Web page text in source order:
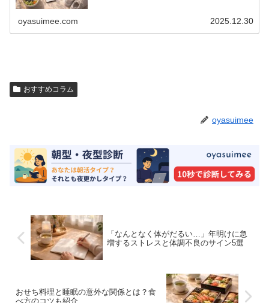
oyasuimee.com 2025.12.30
おすすめコラム
oyasuimee
「なんとなく体がだるい…」年明けに急
増するストレスと体調不良のサイン5選
おせち料理と睡眠の意外な関係とは？食
べ方のコツも紹介